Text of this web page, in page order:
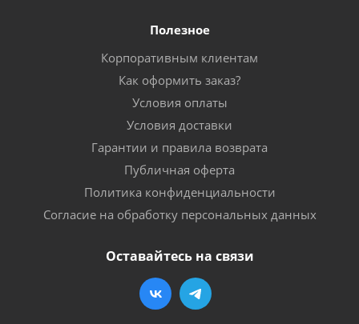
Полезное
Корпоративным клиентам
Как оформить заказ?
Условия оплаты
Условия доставки
Гарантии и правила возврата
Публичная оферта
Политика конфиденциальности
Согласие на обработку персональных данных
Оставайтесь на связи